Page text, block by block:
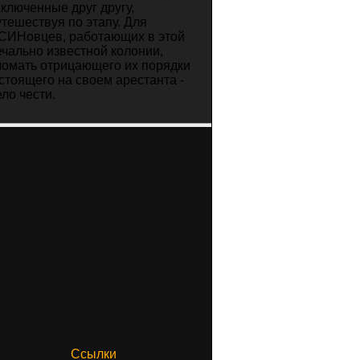
друг другу,
по этапу. Для
работающих в этой
известной колонии,
отрицающего их порядки
на своем арестанта -
чести.
Ссылки